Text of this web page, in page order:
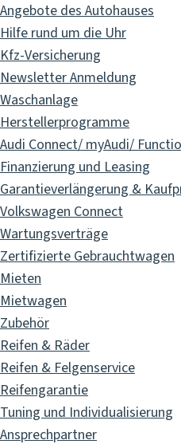
Angebote des Autohauses
Hilfe rund um die Uhr
Kfz-Versicherung
Newsletter Anmeldung
Waschanlage
Herstellerprogramme
Audi Connect/ myAudi/
Finanzierung und Leasing
Garantieverlängerung &
Volkswagen Connect
Wartungsverträge
Zertifizierte Gebrauchtwagen
Mieten
Mietwagen
Zubehör
Reifen & Räder
Reifen & Felgenservice
Reifengarantie
Tuning und Individualisierung
Ansprechpartner